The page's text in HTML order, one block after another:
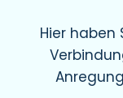
Hier haben